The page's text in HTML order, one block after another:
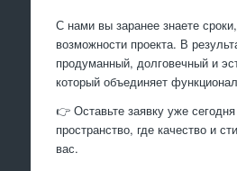
С нами вы заранее знаете
возможности проекта. В
продуманный, долговечный и
который объединяет
👉 Оставьте заявку уже
пространство, где качество и
вас.